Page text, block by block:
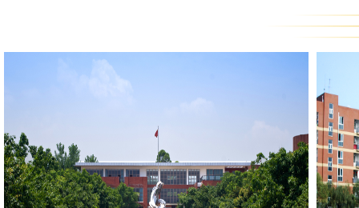
二十赶朝暮，永远是少年
人海阔
二十年·